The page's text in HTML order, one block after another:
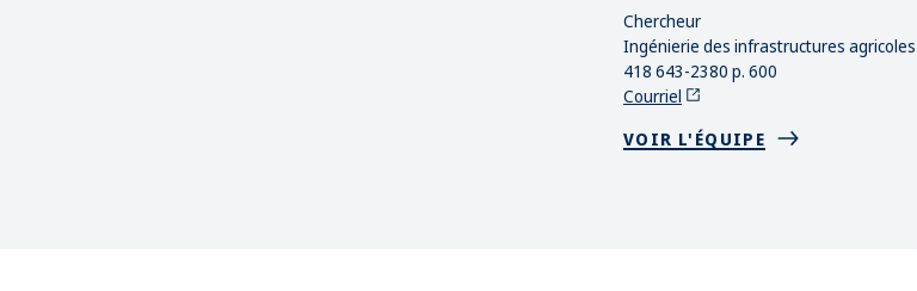
Chercheur
Ingénierie des infrastructures agricoles
418 643-2380 p. 600
Courriel
VOIR L'ÉQUIPE